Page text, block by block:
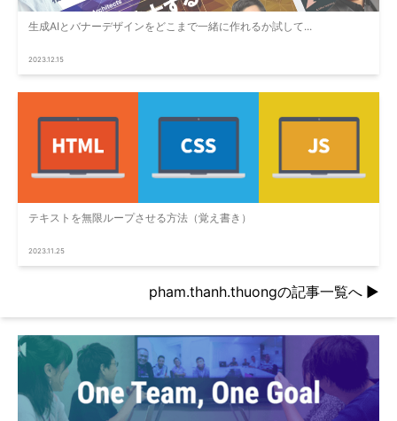
生成AIとバナーデザインをどこまで一緒に作れるか試して...
2023.12.15
テキストを無限ループさせる方法（覚え書き）
2023.11.25
pham.thanh.thuongの記事一覧へ ▶︎